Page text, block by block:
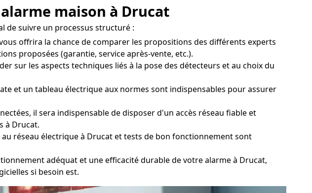
maison à Drucat
de suivre un processus structuré :
offrira la chance de comparer les propositions des différents experts
proposées (garantie, service après-vente, etc.).
sur les aspects techniques liés à la pose des détecteurs et au choix du
et un tableau électrique aux normes sont indispensables pour assurer
il sera indispensable de disposer d'un accès réseau fiable et
à Drucat.
réseau électrique à Drucat et tests de bon fonctionnement sont
adéquat et une efficacité durable de votre alarme à Drucat,
si besoin est.